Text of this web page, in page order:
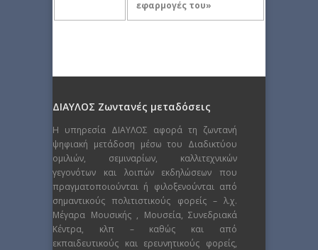
εφαρμογές του»
ΔΙΑΥΛΟΣ Ζωντανές μεταδόσεις
Η υπηρεσία ΔΙΑΥΛΟΣ αφορά τη ζωντανή
ψηφιακή μετάδοση μέσω του Διαδικτύου
ομιλιών, σεμιναρίων, καλλιτεχνικών
γεγονότων και λοιπών εκδηλώσεων που
πραγματοποιούνται ή φιλοξενούνται από
σημαντικούς πολιτιστικούς φορείς – λ.χ.
Μέγαρα Μουσικής , Μουσεία, Συνεδριακά
Κέντρα, κλπ – καθώς και από
εκπαιδευτικούς και ερευνητικούς φορείς,